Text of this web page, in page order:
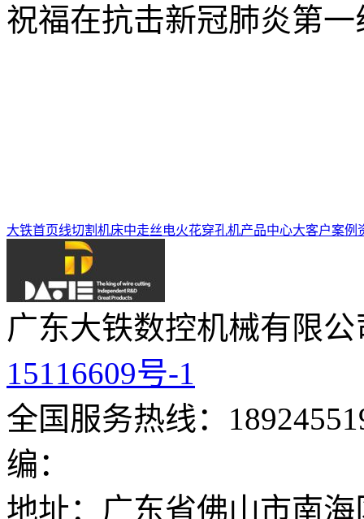
祝福在抗击新冠肺炎第
大铁首页线切割机床中走丝电火花穿孔机产品中心大客户案例
广东大铁数控机械有限公
15116609号-1
全国服务热线：
编：
地址：广东省佛山市南